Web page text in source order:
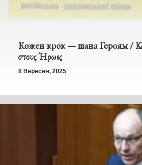
Кожен крок — шана Героям /
στους Ήρωες
8 Вересня, 2025